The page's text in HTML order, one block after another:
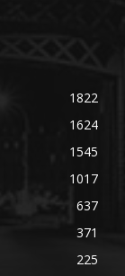
1822
1624
1545
1017
637
371
225